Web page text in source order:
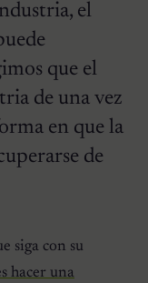
el
que el
de una vez
en que la
de
siga con su
hacer una